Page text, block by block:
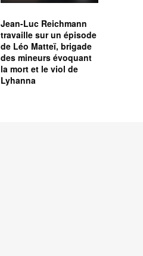
Jean-Luc Reichmann
travaille sur un épisode
de Léo Matteï, brigade
des mineurs évoquant
la mort et le viol de
Lyhanna